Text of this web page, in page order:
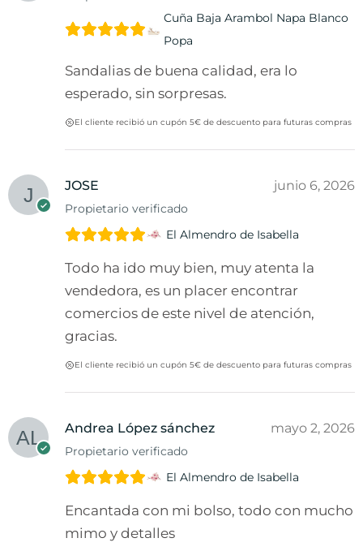
Cuña Baja Arambol Napa Blanco
Popa
Sandalias de buena calidad, era lo
esperado, sin sorpresas.
El cliente recibió un cupón 5€ de descuento para futuras compras
JOSE
Propietario verificado
junio 6, 2026
El Almendro de Isabella
Todo ha ido muy bien, muy atenta la
vendedora, es un placer encontrar
comercios de este nivel de atención,
gracias.
El cliente recibió un cupón 5€ de descuento para futuras compras
Andrea López sánchez
Propietario verificado
mayo 2, 2026
El Almendro de Isabella
Encantada con mi bolso, todo con mucho
mimo y detalles